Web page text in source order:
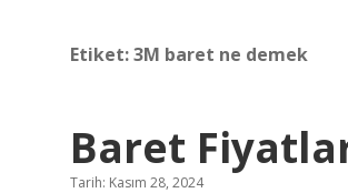
Etiket:3M baret ne demek
Baret
Tarih: Kasım 28, 2024